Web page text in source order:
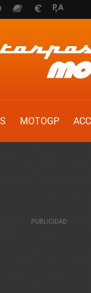
MOTOGP